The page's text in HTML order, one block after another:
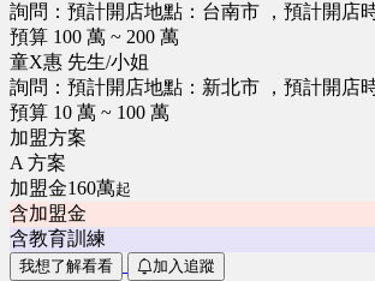
詢問：預計開店地點：台南市 ，預計開店
預算 100 萬 ~ 200 萬
童X惠 先生/小姐
詢問：預計開店地點：新北市 ，預計開店
預算 10 萬 ~ 100 萬
加盟方案
A 方案
加盟金160萬起
含加盟金
含教育訓練
我想了解看看 加入追蹤